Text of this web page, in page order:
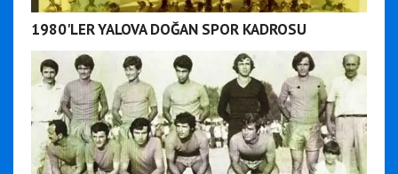
1980'LER YALOVA DOĞAN SPOR KADROSU